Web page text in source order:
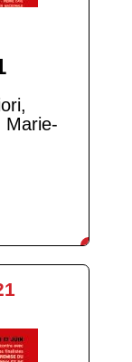
Marie-